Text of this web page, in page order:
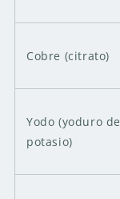
Cobre (citrato)
Yodo (yoduro de
potasio)